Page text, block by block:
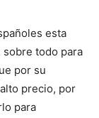
esta
todo para
por su
precio, por
para